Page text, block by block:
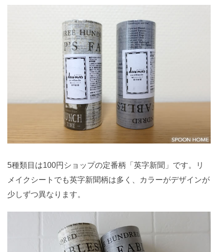
5種類目は100円ショップの定番柄「英字新聞」です。リ
メイクシートでも英字新聞柄は多く、カラーがデザインが
少しずつ異なります。